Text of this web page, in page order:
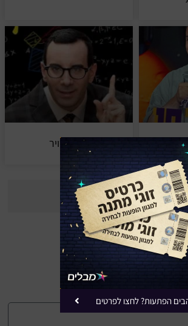
אורי ברויר
בקריות
מצטרפים (ללא עלות)
החברים של מבלים ⭐
עדכונים על הופעות בחינם
מיוחדים של הרגע האחרון:
הפתעות? לחצו לפרטים